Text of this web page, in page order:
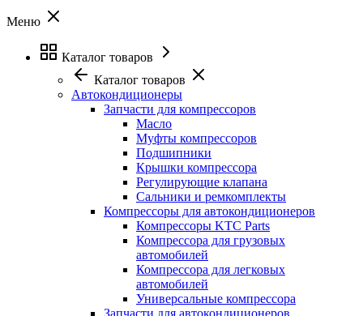
Меню
Каталог товаров
Каталог товаров
Автокондиционеры
Запчасти для компрессоров
Масло
Муфты компрессоров
Подшипники
Крышки компрессора
Регулирующие клапана
Сальники и ремкомплекты
Компрессоры для автокондиционеров
Компрессоры KTC Parts
Компрессора для грузовых
автомобилей
Компрессора для легковых
автомобилей
Универсальные компрессора
Запчасти для автокондиционеров